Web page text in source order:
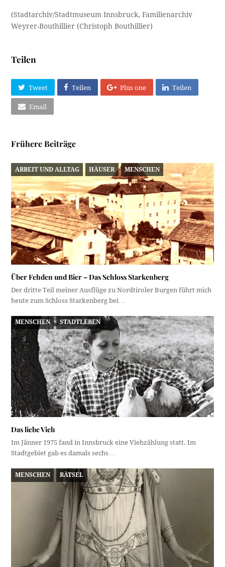
(Stadtarchiv/Stadtmuseum Innsbruck, Familienarchiv
Weyrer-Bouthillier (Christoph Bouthillier)
Teilen
Tweet Teilen Plus one Teilen
Email
Frühere Beiträge
ARBEIT UND ALLTAG HÄUSER MENSCHEN
Über Fehden und Bier – Das Schloss Starkenberg
Der dritte Teil meiner Ausflüge zu Nordtiroler Burgen führt mich
heute zum Schloss Starkenberg bei…
MENSCHEN STADTLEBEN
Das liebe Vieh
Im Jänner 1975 fand in Innsbruck eine Viehzählung statt. Im
Stadtgebiet gab es damals sechs…
MENSCHEN RÄTSEL